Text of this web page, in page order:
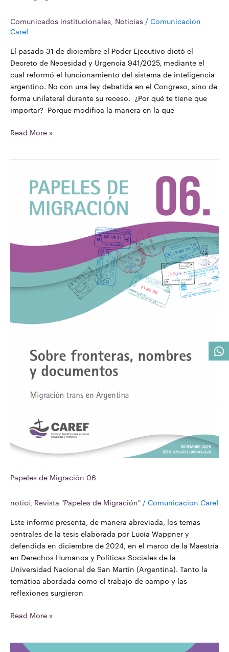
Comunicados institucionales Noticias / Comunicacion
Caref
El pasado 31 de diciembre el Poder Ejecutivo dictó el
Decreto de Necesidad y Urgencia 941/2025, mediante el
cual reformó el funcionamiento del sistema de inteligencia
argentino. No con una ley debatida en el Congreso, sino de
forma unilateral durante su receso. ¿Por qué te tiene que
importar? Porque modifica la manera en la que
Read More »
Papeles de Migración 06
notici Revista "Papeles de Migración" / Comunicacion Caref
Este informe presenta, de manera abreviada, los temas
centrales de la tesis elaborada por Lucía Wappner y
defendida en diciembre de 2024, en el marco de la Maestría
en Derechos Humanos y Políticas Sociales de la
Universidad Nacional de San Martín (Argentina). Tanto la
temática abordada como el trabajo de campo y las
reflexiones surgieron
Migración
Read More »